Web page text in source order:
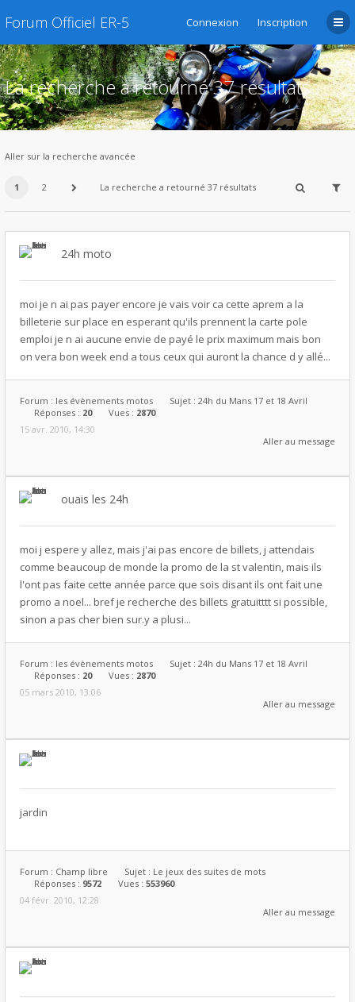
Forum Officiel ER-5 Connexion Inscription
La recherche a retourné 37 résultats
Aller sur la recherche avancée
1 2 La recherche a retourné 37 résultats
24h moto
moi je n ai pas payer encore je vais voir ca cette aprem a la
billeterie sur place en esperant qu'ils prennent la carte pole
emploi je n ai aucune envie de payé le prix maximum mais bon
on vera bon week end a tous ceux qui auront la chance d y allé...
Forum : les évènements motos Sujet : 24h du Mans 17 et 18 Avril
Réponses : 20 Vues : 2870
15 avr. 2010, 14:30
Aller au message
ouais les 24h
moi j espere y allez, mais j'ai pas encore de billets, j attendais
comme beaucoup de monde la promo de la st valentin, mais ils
l'ont pas faite cette année parce que sois disant ils ont fait une
promo a noel... bref je recherche des billets gratuitttt si possible,
sinon a pas cher bien sur.y a plusi...
Forum : les évènements motos Sujet : 24h du Mans 17 et 18 Avril
Réponses : 20 Vues : 2870
05 mars 2010, 13:06
Aller au message
jardin
Forum : Champ libre Sujet : Le jeux des suites de mots
Réponses : 9572 Vues : 553960
04 févr. 2010, 12:28
Aller au message